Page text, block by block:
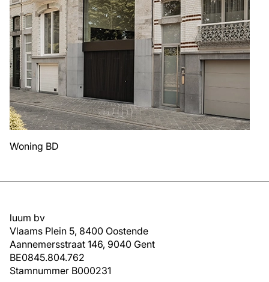
Woning BD
luum bv
Vlaams Plein 5, 8400 Oostende
Aannemersstraat 146, 9040 Gent
BE0845.804.762
Stamnummer B000231